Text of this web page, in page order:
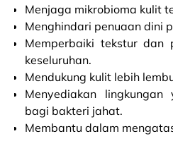
Menjaga mikrobioma kulit
Menghindari penuaan dini
Memperbaiki tekstur dan
keseluruhan.
Mendukung kulit lebih
Menyediakan
bagi bakteri jahat.
Membantu dalam